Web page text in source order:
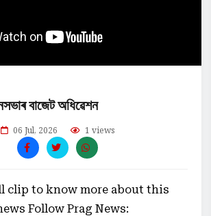
বাজেট অধিৱেশন
06 Jul, 2026 1 views
clip to know more about this
Follow Prag News: